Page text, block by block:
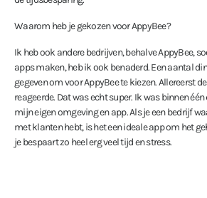
Waarom heb je gekozen voor AppyBee?
Ik heb ook andere bedrijven, behalve AppyBee,
apps maken, heb ik ook benaderd. Een aantal
gegeven om voor AppyBee te kiezen. Allereerst
reageerde. Dat was echt super. Ik was binnen
mijn eigen omgeving en app. Als je een bedrijf
met klanten hebt, is het een ideale app om het
je bespaart zo heel erg veel tijd en stress.